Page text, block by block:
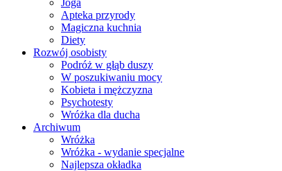
Joga
Apteka przyrody
Magiczna kuchnia
Diety
Rozwój osobisty
Podróż w głąb duszy
W poszukiwaniu mocy
Kobieta i mężczyzna
Psychotesty
Wróżka dla ducha
Archiwum
Wróżka
Wróżka - wydanie specjalne
Najlepsza okładka